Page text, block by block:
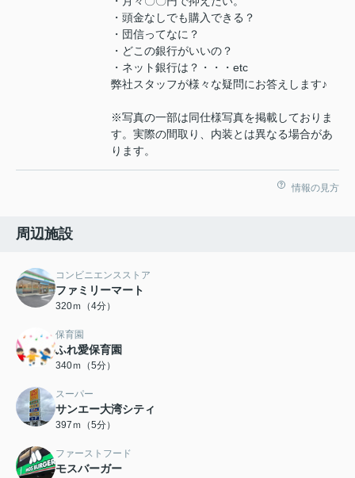
・頭金なしでも購入できる？
・団信ってなに？
・どこの銀行がいいの？
・ネット銀行は？・・・etc
弊社スタッフが様々な疑問にお答えします♪
※写真の一部は同仕様写真を掲載しておりま
す。実際の間取り、内装とは異なる場合があ
ります。
情報の見方
周辺施設
コンビニエンスストア
ファミリーマート
320ｍ（4分）
保育園
ふれ愛保育園
340ｍ（5分）
スーパー
サンエー大湾シティ
397ｍ（5分）
ファーストフード
モスバーガー